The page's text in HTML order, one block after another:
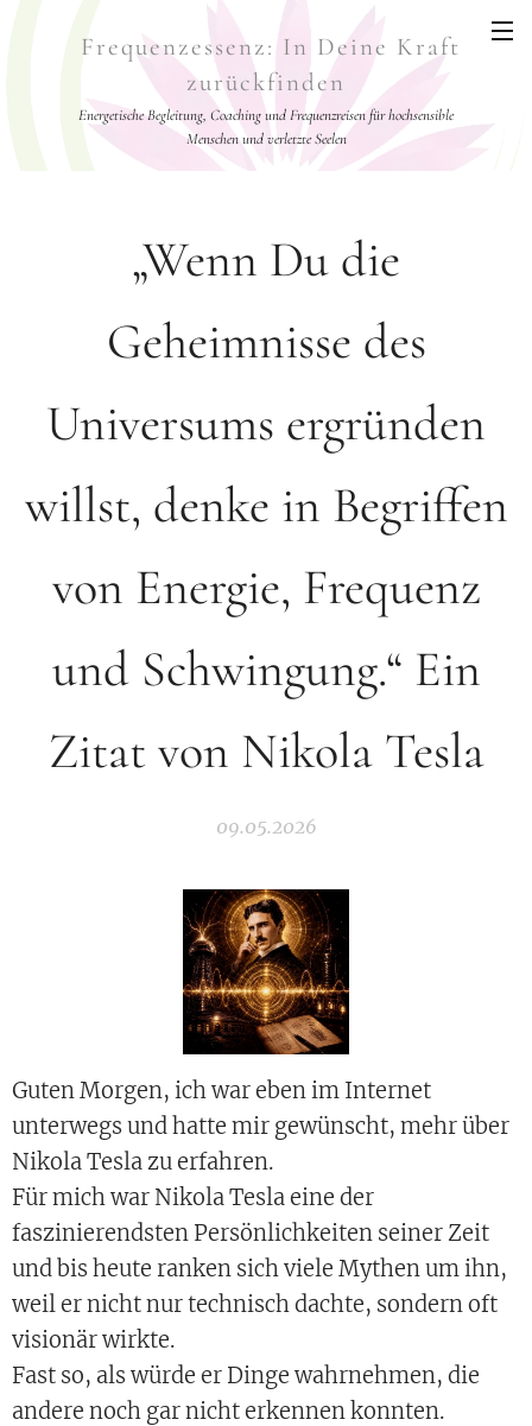
Frequenzessenz: In Deine Kraft
zurückfinden
Energetische Begleitung, Coaching und Frequenzreisen für hochsensible
Menschen und verletzte Seelen
„Wenn Du die
Geheimnisse des
Universums ergründen
willst, denke in Begriffen
von Energie, Frequenz
und Schwingung.“ Ein
Zitat von Nikola Tesla
09.05.2026
Guten Morgen, ich war eben im Internet
unterwegs und hatte mir gewünscht, mehr über
Nikola Tesla zu erfahren.
Für mich war Nikola Tesla eine der
faszinierendsten Persönlichkeiten seiner Zeit
und bis heute ranken sich viele Mythen um ihn,
weil er nicht nur technisch dachte, sondern oft
visionär wirkte.
Fast so, als würde er Dinge wahrnehmen, die
andere noch gar nicht erkennen konnten.